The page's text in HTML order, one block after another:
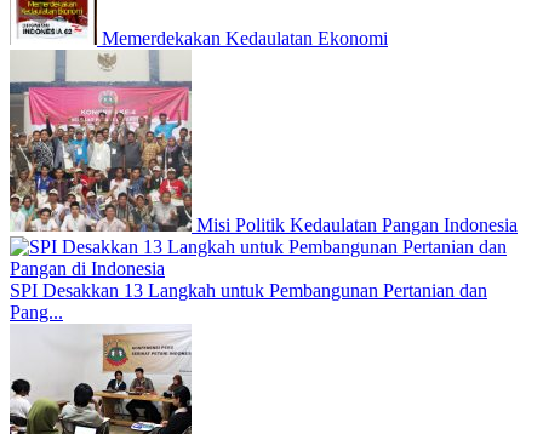
Memerdekakan Kedaulatan Ekonomi
Misi Politik Kedaulatan Pangan Indonesia
SPI Desakkan 13 Langkah untuk Pembangunan Pertanian dan
Pang...